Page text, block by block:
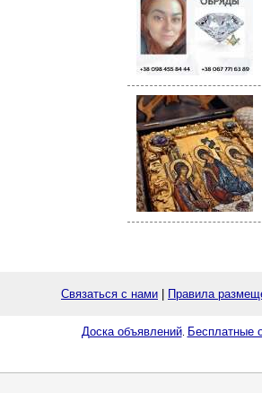
Связаться с нами Правила
Доска объявлений. Бесплатные